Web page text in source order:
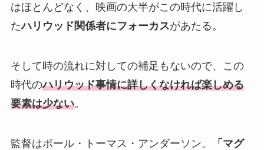
はほとんどなく、映画の大半がこの時代に活躍し
たハリウッド関係者にフォーカスがあたる。
そして時の流れに対しての補足もないので、この
時代のハリウッド事情に詳しくなければ楽しめる
要素は少ない。
監督はポール・トーマス・アンダーソン。
「マグ